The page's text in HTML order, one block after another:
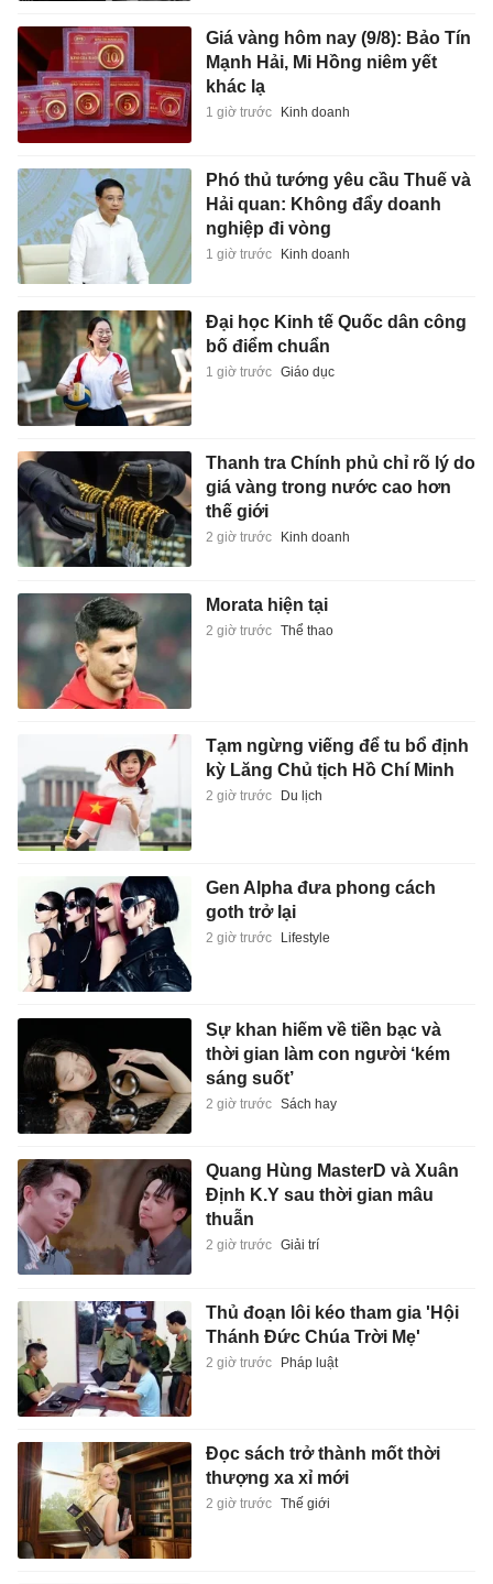
Giá vàng hôm nay (9/8): Bảo Tín
Mạnh Hải, Mi Hồng niêm yết
khác lạ
1 giờ trước Kinh doanh
Phó thủ tướng yêu cầu Thuế và
Hải quan: Không đẩy doanh
nghiệp đi vòng
1 giờ trước Kinh doanh
Đại học Kinh tế Quốc dân công
bố điểm chuẩn
1 giờ trước Giáo dục
Thanh tra Chính phủ chỉ rõ lý do
giá vàng trong nước cao hơn
thế giới
2 giờ trước Kinh doanh
Morata hiện tại
2 giờ trước Thể thao
Tạm ngừng viếng để tu bổ định
kỳ Lăng Chủ tịch Hồ Chí Minh
2 giờ trước Du lịch
Gen Alpha đưa phong cách
goth trở lại
2 giờ trước Lifestyle
Sự khan hiếm về tiền bạc và
thời gian làm con người ‘kém
sáng suốt’
2 giờ trước Sách hay
Quang Hùng MasterD và Xuân
Định K.Y sau thời gian mâu
thuẫn
2 giờ trước Giải trí
Thủ đoạn lôi kéo tham gia 'Hội
Thánh Đức Chúa Trời Mẹ'
2 giờ trước Pháp luật
Đọc sách trở thành mốt thời
thượng xa xỉ mới
2 giờ trước Thế giới